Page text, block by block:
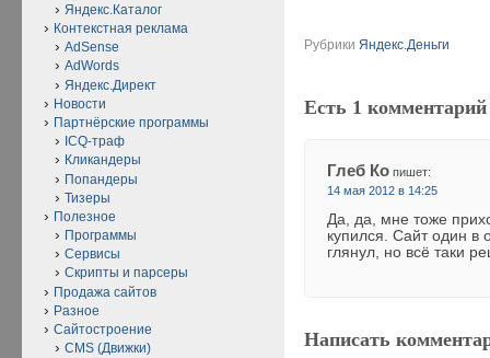
Рубрики Яндекс.Деньги
Есть 1 комментарий
Глеб Ко пишет:
14 мая 2012 в 14:25
Да, да, мне тоже
купился. Сайт один в
глянул, но всё таки
Написать
Яндекс.Каталог
Контекстная реклама
AdSense
AdWords
Яндекс.Директ
Новости
Партнёрские программы
ICQ-траф
Кликандеры
Попандеры
Тизеры
Полезное
Программы
Сервисы
Скрипты и парсеры
Продажа сайтов
Разное
Сайтостроение
CMS (Движки)